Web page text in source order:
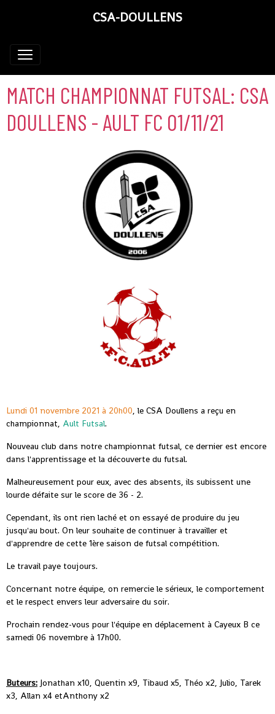
CSA-DOULLENS
MATCH CHAMPIONNAT FUTSAL: CSA
DOULLENS - AULT FC 01/11/21
Lundi 01 novembre 2021 à 20h00, le CSA Doullens a reçu en
championnat, Ault Futsal.
Nouveau club dans notre championnat futsal, ce dernier est encore
dans l'apprentissage et la découverte du futsal.
Malheureusement pour eux, avec des absents, ils subissent une
lourde défaite sur le score de 36 - 2.
Cependant, ils ont rien laché et on essayé de produire du jeu
jusqu'au bout. On leur souhaite de continuer à travailler et
d'apprendre de cette 1ère saison de futsal compétition.
Le travail paye toujours.
Concernant notre équipe, on remercie le sérieux, le comportement
et le respect envers leur adversaire du soir.
Prochain rendez-vous pour l'équipe en déplacement à Cayeux B ce
samedi 06 novembre à 17h00.
Buteurs: Jonathan x10, Quentin x9, Tibaud x5, Théo x2, Julio, Tarek
x3, Allan x4 etAnthony x2